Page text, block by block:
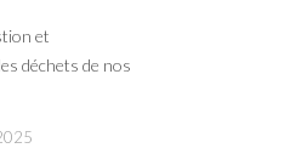
et
déchets de nos